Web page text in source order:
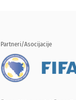
Partneri/Asocijacije